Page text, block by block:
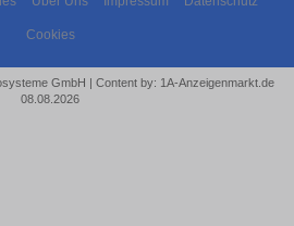
Cookies
GmbH | Content by: 1A-Anzeigenmarkt.de
08.08.2026